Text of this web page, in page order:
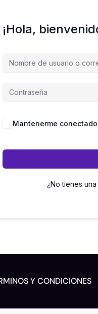
¡Hola,
Mantenerme conectado
¿No tienes
Y CONDICIONES